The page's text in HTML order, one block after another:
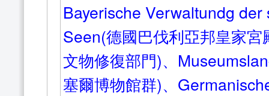
Bayerische Verwaltundg
Seen(德國巴伐利亞邦皇家
文物修復部門)、
塞爾博物館群)、